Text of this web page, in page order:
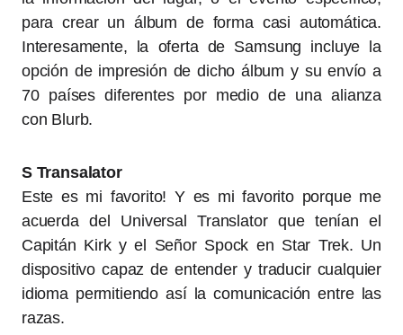
para crear un álbum de forma casi automática.
Interesamente, la oferta de Samsung incluye la
opción de impresión de dicho álbum y su envío a
70 países diferentes por medio de una alianza
con Blurb.
S Transalator
Este es mi favorito! Y es mi favorito porque me
acuerda del Universal Translator que tenían el
Capitán Kirk y el Señor Spock en Star Trek. Un
dispositivo capaz de entender y traducir cualquier
idioma permitiendo así la comunicación entre las
razas.